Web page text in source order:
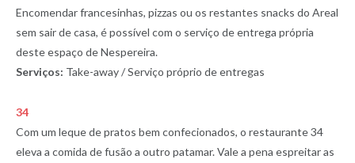
Encomendar francesinhas, pizzas ou os restantes snacks do Areal
sem sair de casa, é possível com o serviço de entrega própria
deste espaço de Nespereira.
Serviços: Take-away / Serviço próprio de entregas
34
Com um leque de pratos bem confecionados, o restaurante 34
eleva a comida de fusão a outro patamar. Vale a pena espreitar as